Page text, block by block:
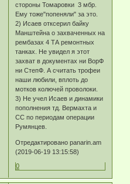
стороны Томаровки 3 мбр.
Ему тоже"попеняли" за это.
2) Исаев отксерил байку
Манштейна о захваченных на
рембазах 4 ТА ремонтных
танках. Не увидел я этот
захват в документах ни ВорФ
ни СтепФ. А считать трофеи
наши любили, вплоть до
мотков колючей проволоки.
3) Не учел Исаев и динамики
пополнения тд. Вермахта и
СС по периодам операции
Румянцев.
Отредактировано panarin.am
(2019-06-19 13:15:58)
0